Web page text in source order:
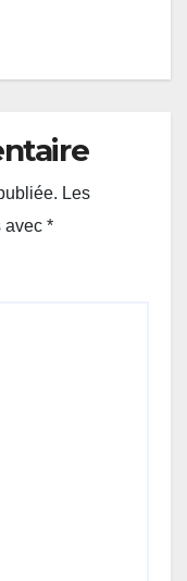
Les
avec *